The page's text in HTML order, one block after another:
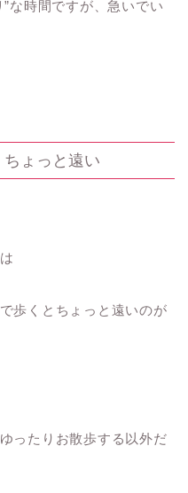
な時間ですが、急いでい
ょっと遠い
歩くとちょっと遠いのが
ったりお散歩する以外だ